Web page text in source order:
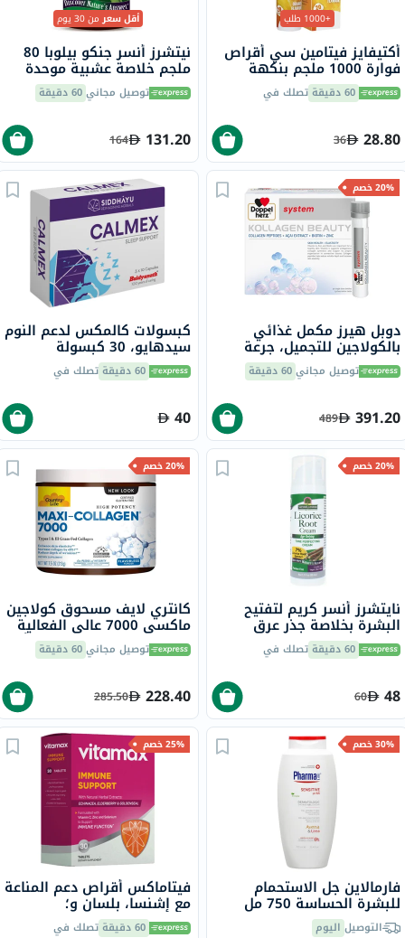
+1000 طلب
أكتيفايز فيتامين سي أقراص
فوارة 1000 ملجم بنكهة
البرتقال حزمة من 20
60 دقيقة تصلك في
28.80
36
أقل سعرمن 30 يوم
نيتشرز أنسر جنكو بيلوبا 80
ملجم خلاصة عشبية موحدة
نباتية لدعم الإدراك، حزمة من
60 كبسولة توصيل مجاني60 دقيقة
131.20
164
20% خصم
دوبل هيرز مكمل غذائي
بالكولاجين للتجميل، جرعة
واحدة في قارورة قابلة
للشرب، حزمة من 30
توصيل مجاني60 دقيقة
391.20
489
كبسولات كالمكس لدعم النوم
سيدهايو، 30 كبسولة
60 دقيقة تصلك في
40
20% خصم
نايتشرز أنسر كريم لتفتيح
البشرة بخلاصة جذر عرق
السوس، مقاوم لعلامات
التقدم في السن، 50 مل
60 دقيقة تصلك في
48
60
20% خصم
كانتري لايف مسحوق كولاجين
ماكسي 7000 عالي الفعالية
مع فيتامين سي وفيتامين أ
والبيوتين لشد البشرة بدون
توصيل مجاني60 دقيقة
228.40
285.50
30% خصم
فارمالاين جل الاستحمام
للبشرة الحساسة 750 مل
التوصيل اليوم
25% خصم
فيتاماكس أقراص دعم المناعة
مع إشنسا، بلسان و؛
غولدنسال، حزمة من 30 قرص
60 دقيقة تصلك في